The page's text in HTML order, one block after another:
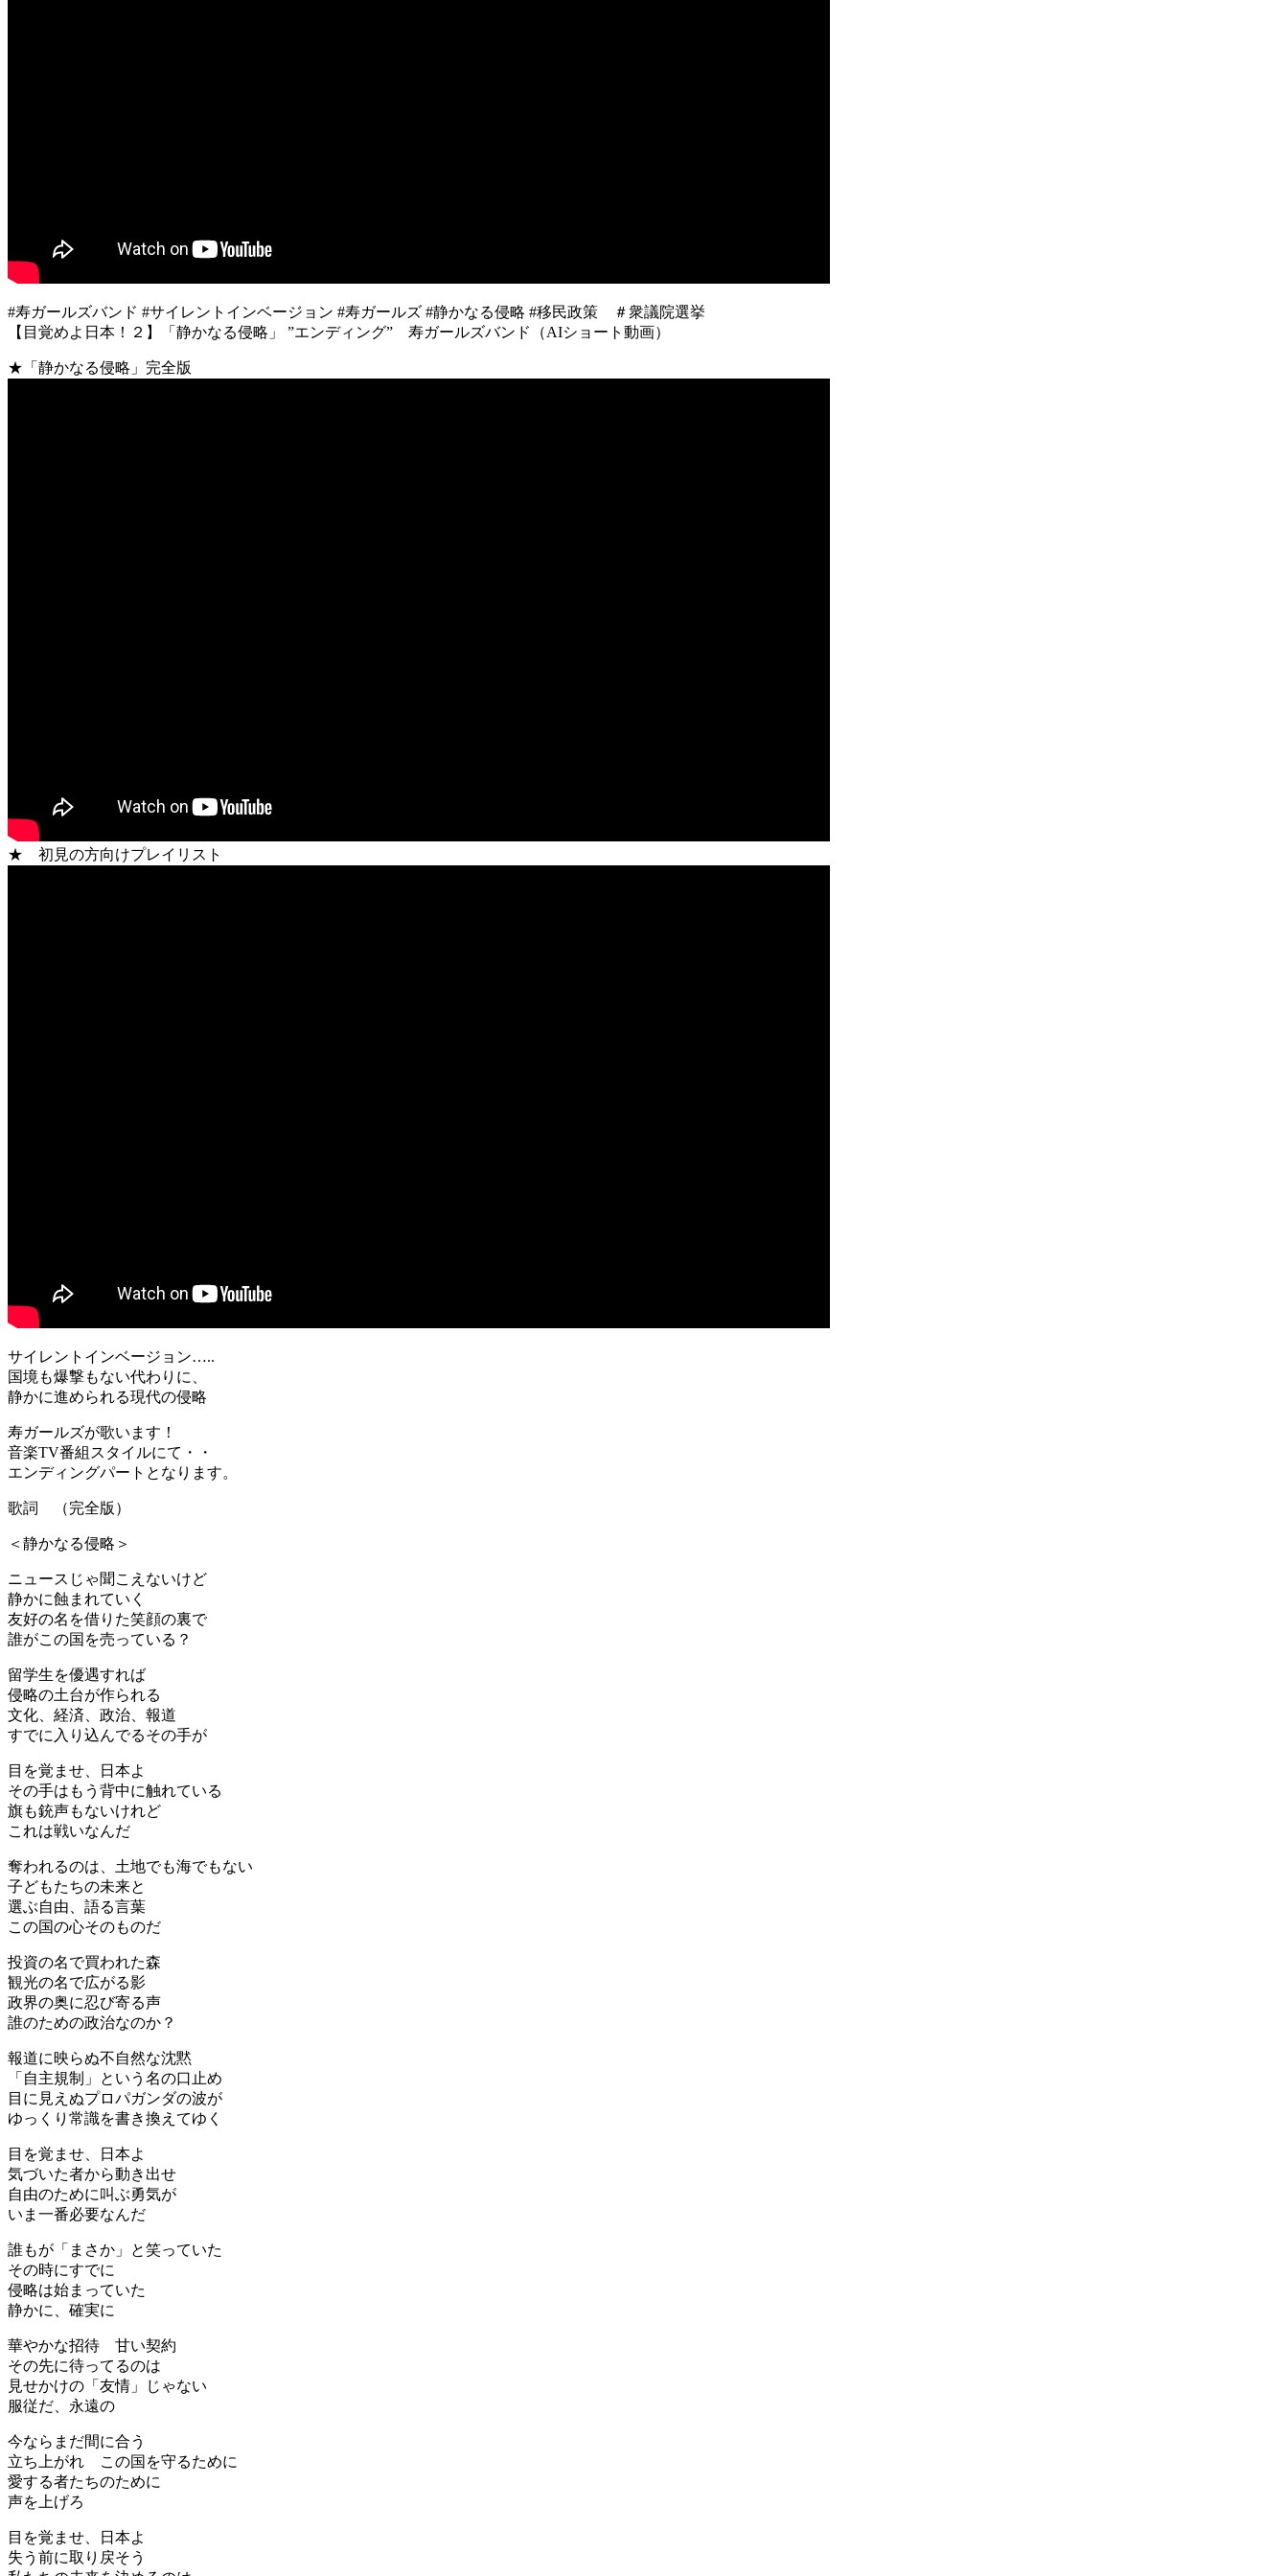
#寿ガールズバンド #サイレントインベージョン #寿ガールズ #静かなる侵略 #移民政策 ＃衆議院選挙
【目覚めよ日本！２】「静かなる侵略」 ”エンディング” 寿ガールズバンド（AIショート動画）
★「静かなる侵略」完全版
★ 初見の方向けプレイリスト
サイレントインベージョン…..
国境も爆撃もない代わりに、
静かに進められる現代の侵略
寿ガールズが歌います！
音楽TV番組スタイルにて・・
エンディングパートとなります。
歌詞 （完全版）
＜静かなる侵略＞
ニュースじゃ聞こえないけど
静かに蝕まれていく
友好の名を借りた笑顔の裏で
誰がこの国を売っている？
留学生を優遇すれば
侵略の土台が作られる
文化、経済、政治、報道
すでに入り込んでるその手が
目を覚ませ、日本よ
その手はもう背中に触れている
旗も銃声もないけれど
これは戦いなんだ
奪われるのは、土地でも海でもない
子どもたちの未来と
選ぶ自由、語る言葉
この国の心そのものだ
投資の名で買われた森
観光の名で広がる影
政界の奥に忍び寄る声
誰のための政治なのか？
報道に映らぬ不自然な沈黙
「自主規制」という名の口止め
目に見えぬプロパガンダの波が
ゆっくり常識を書き換えてゆく
目を覚ませ、日本よ
気づいた者から動き出せ
自由のために叫ぶ勇気が
いま一番必要なんだ
誰もが「まさか」と笑っていた
その時にすでに
侵略は始まっていた
静かに、確実に
華やかな招待 甘い契約
その先に待ってるのは
見せかけの「友情」じゃない
服従だ、永遠の
今ならまだ間に合う
立ち上がれ この国を守るために
愛する者たちのために
声を上げろ
目を覚ませ、日本よ
失う前に取り戻そう